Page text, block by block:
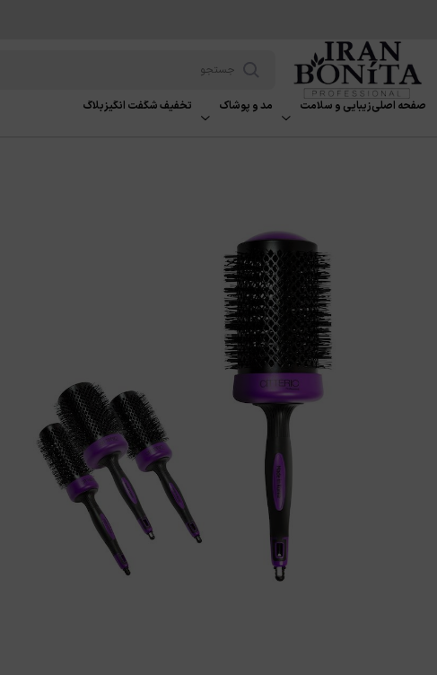
صفحه اصلیزیبایی و سلامت مد و پوشاک تخفیف شگفت انگیزبلاگ